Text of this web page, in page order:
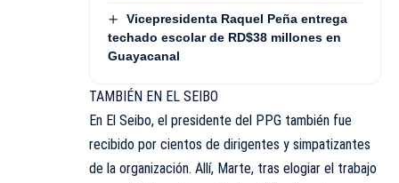
Vicepresidenta Raquel Peña entrega
techado escolar de RD$38 millones en
Guayacanal
TAMBIÉN EN EL SEIBO
En El Seibo, el presidente del PPG también fue
recibido por cientos de dirigentes y simpatizantes
de la organización. Allí, Marte, tras elogiar el trabajo